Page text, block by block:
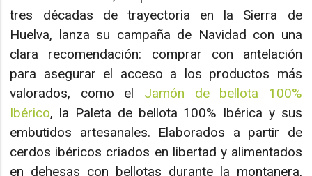
tres décadas de trayectoria en la Sierra de
Huelva, lanza su campaña de Navidad con una
clara recomendación: comprar con antelación
para asegurar el acceso a los productos más
valorados, como el Jamón de bellota 100%
Ibérico, la Paleta de bellota 100% Ibérica y sus
embutidos artesanales. Elaborados a partir de
cerdos ibéricos criados en libertad y alimentados
en dehesas con bellotas durante la montanera,